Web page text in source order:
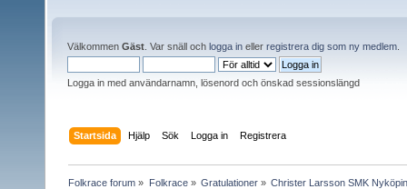
Välkommen Gäst . Var snäll och logga in eller registrera dig som ny medlem
Logga in med användarnamn, lösenord och önskad sessionslängd
Startsida Hjälp Sök Logga in Registrera
Folkrace forum » Folkrace» Gratulationer» Christer Larsson SMK